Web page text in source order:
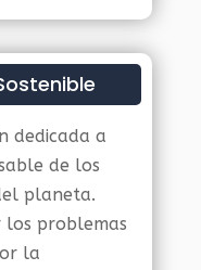
dedicada a
de los
planeta.
problemas
la